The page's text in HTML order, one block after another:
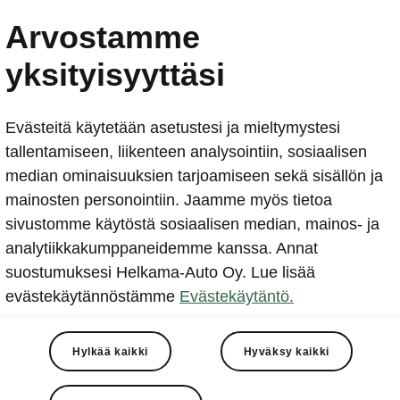
ŠKODA KAROQ
Pariisin autonäyttelyssä
2018-08-02T08:33:19.898+00:00
ŠKODA KAROQ SPORTLINE
2. elokuuta 2018. ŠKODA esittelee Pariisin
-mallin, joka on KAROQ-malliston jo toinen uusi
Mallinimeä vastaten ŠKODA KAROQ Sportlinen
on tarjolla ainoastaan Sportlineen saatavilla oleva
Arvostamme
yksityisyyttäsi
Evästeitä käytetään asetustesi ja mieltymystesi
tallentamiseen, liikenteen analysointiin, sosiaalisen
median ominaisuuksien tarjoamiseen sekä sisällön ja
mainosten personointiin. Jaamme myös tietoa
sivustomme käytöstä sosiaalisen median, mainos- ja
analytiikkakumppaneidemme kanssa. Annat
suostumuksesi Helkama-Auto Oy. Lue lisää
evästekäytännöstämme Evästekäytäntö.
Hylkää kaikki Hyväksy kaikki